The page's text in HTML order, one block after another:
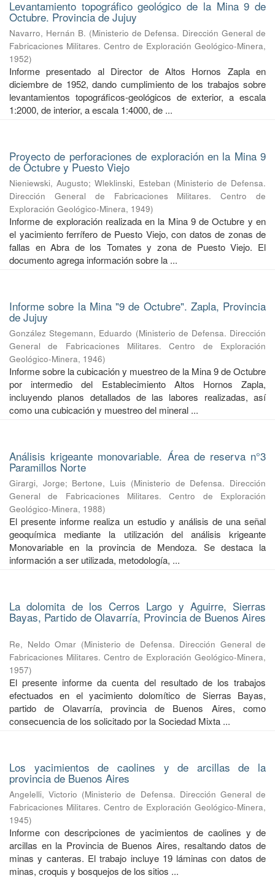
Levantamiento topográfico geológico de la Mina 9 de
Octubre. Provincia de Jujuy
Navarro, Hernán B. (Ministerio de Defensa. Dirección General de
Fabricaciones Militares. Centro de Exploración Geológico-Minera,
1952)
Informe presentado al Director de Altos Hornos Zapla en
diciembre de 1952, dando cumplimiento de los trabajos sobre
levantamientos topográficos-geológicos de exterior, a escala
1:2000, de interior, a escala 1:4000, de ...
Proyecto de perforaciones de exploración en la Mina 9
de Octubre y Puesto Viejo
Nieniewski, Augusto; Wleklinski, Esteban (Ministerio de Defensa.
Dirección General de Fabricaciones Militares. Centro de
Exploración Geológico-Minera, 1949)
Informe de exploración realizada en la Mina 9 de Octubre y en
el yacimiento ferrífero de Puesto Viejo, con datos de zonas de
fallas en Abra de los Tomates y zona de Puesto Viejo. El
documento agrega información sobre la ...
Informe sobre la Mina "9 de Octubre". Zapla, Provincia
de Jujuy
González Stegemann, Eduardo (Ministerio de Defensa. Dirección
General de Fabricaciones Militares. Centro de Exploración
Geológico-Minera, 1946)
Informe sobre la cubicación y muestreo de la Mina 9 de Octubre
por intermedio del Establecimiento Altos Hornos Zapla,
incluyendo planos detallados de las labores realizadas, así
como una cubicación y muestreo del mineral ...
Análisis krigeante monovariable. Área de reserva n°3
Paramillos Norte
Girargi, Jorge; Bertone, Luis (Ministerio de Defensa. Dirección
General de Fabricaciones Militares. Centro de Exploración
Geológico-Minera, 1988)
El presente informe realiza un estudio y análisis de una señal
geoquímica mediante la utilización del análisis krigeante
Monovariable en la provincia de Mendoza. Se destaca la
información a ser utilizada, metodología, ...
La dolomita de los Cerros Largo y Aguirre, Sierras
Bayas, Partido de Olavarría, Provincia de Buenos Aires
Re, Neldo Omar (Ministerio de Defensa. Dirección General de
Fabricaciones Militares. Centro de Exploración Geológico-Minera,
1957)
El presente informe da cuenta del resultado de los trabajos
efectuados en el yacimiento dolomítico de Sierras Bayas,
partido de Olavarría, provincia de Buenos Aires, como
consecuencia de los solicitado por la Sociedad Mixta ...
Los yacimientos de caolines y de arcillas de la
provincia de Buenos Aires
Angelelli, Victorio (Ministerio de Defensa. Dirección General de
Fabricaciones Militares. Centro de Exploración Geológico-Minera,
1945)
Informe con descripciones de yacimientos de caolines y de
arcillas en la Provincia de Buenos Aires, resaltando datos de
minas y canteras. El trabajo incluye 19 láminas con datos de
minas, croquis y bosquejos de los sitios ...